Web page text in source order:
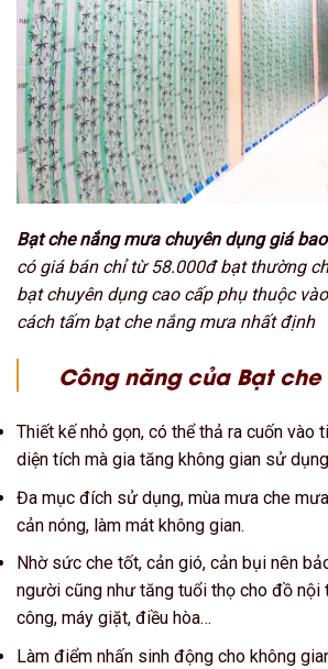
Bạt che nắng mưa chuyên dụng giá
có giá bán chỉ từ 58.000đ bạt thường
bạt chuyên dụng cao cấp phụ thuộc
cách tấm bạt che nắng mưa nhất định
Công năng của Bạt
Thiết kế nhỏ gọn, có thể thả ra cuốn vào
diện tích mà gia tăng không gian sử
Đa mục đích sử dụng, mùa mưa che
cản nóng, làm mát không gian.
Nhờ sức che tốt, cản gió, cản bụi nên
người cũng như tăng tuổi thọ cho đồ nội
công, máy giặt, điều hòa…
Làm điểm nhấn sinh động cho không